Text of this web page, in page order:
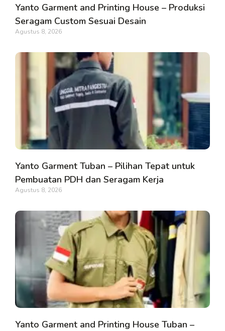
Yanto Garment and Printing House – Produksi
Seragam Custom Sesuai Desain
Agustus 8, 2026
Yanto Garment Tuban – Pilihan Tepat untuk
Pembuatan PDH dan Seragam Kerja
Agustus 8, 2026
Yanto Garment and Printing House Tuban –